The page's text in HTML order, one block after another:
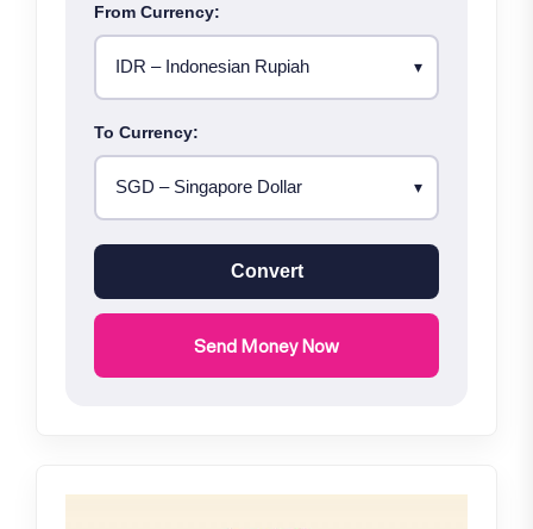
From Currency:
To Currency:
Convert
Send Money Now